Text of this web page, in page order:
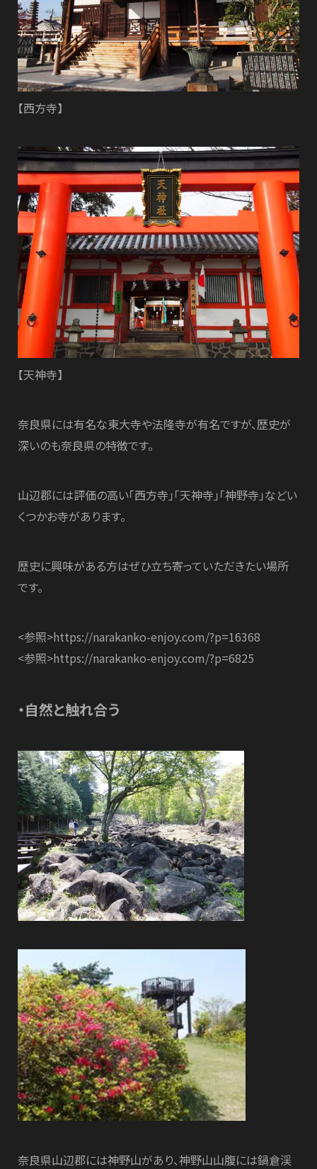
【西方寺】
【天神寺】
奈良県には有名な東大寺や法隆寺が有名ですが、歴史が
深いのも奈良県の特徴です。
山辺郡には評価の高い「西方寺」「天神寺」「神野寺」などい
くつかお寺があります。
歴史に興味がある方はぜひ立ち寄っていただきたい場所
です。
<参照>https://narakanko-enjoy.com/?p=16368
<参照>https://narakanko-enjoy.com/?p=6825
・自然と触れ合う
奈良県山辺郡には神野山があり、神野山山腹には鍋倉渓